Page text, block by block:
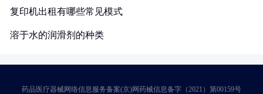
复印机出租有哪些常见模式
溶于水的润滑剂的种类
药品医疗器械网络信息服务备案(京)网药械信息备字（2021）第00159号